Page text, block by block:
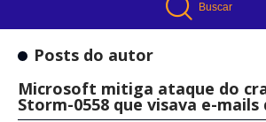
Buscar
Posts do autor
Microsoft mitiga ataque do
Storm-0558 que visava e-